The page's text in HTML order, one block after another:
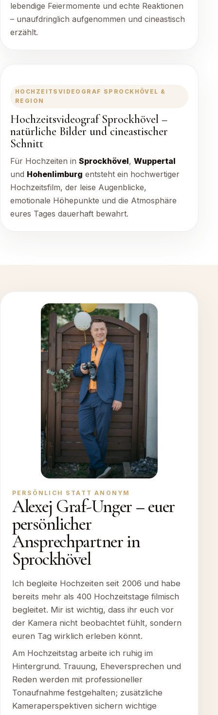
lebendige Feiermomente und echte Reaktionen
– unaufdringlich aufgenommen und cineastisch
erzählt.
HOCHZEITSVIDEOGRAF SPROCKHÖVEL &
REGION
Hochzeitsvideograf Sprockhövel –
natürliche Bilder und cineastischer
Schnitt
Für Hochzeiten in Sprockhövel, Wuppertal
und Hohenlimburg entsteht ein hochwertiger
Hochzeitsfilm, der leise Augenblicke,
emotionale Höhepunkte und die Atmosphäre
eures Tages dauerhaft bewahrt.
PERSÖNLICH STATT ANONYM
Alexej Graf-Unger – euer
persönlicher
Ansprechpartner in
Sprockhövel
Ich begleite Hochzeiten seit 2006 und habe
bereits mehr als 400 Hochzeitstage filmisch
begleitet. Mir ist wichtig, dass ihr euch vor
der Kamera nicht beobachtet fühlt, sondern
euren Tag wirklich erleben könnt.
Am Hochzeitstag arbeite ich ruhig im
Hintergrund. Trauung, Eheversprechen und
Reden werden mit professioneller
Tonaufnahme festgehalten; zusätzliche
Kameraperspektiven sichern wichtige